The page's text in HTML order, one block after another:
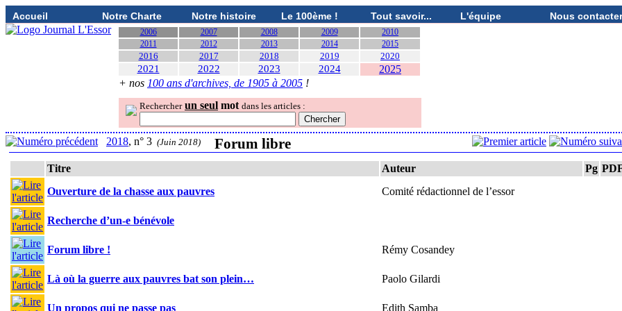
Accueil Notre Charte Notre histoire Le 100ème ! Tout savoir... L'équipe Nous contacter
2006 2007 2008 2009
2010
2011
2012 2013 2014 2015
2016 2017 2018 2019 2020
2021 2022 2023 2024
2025
+ nos 100 ans d'archives, de 1905 à 2005 !
Rechercher un seul mot dans les articles :
2018, n° 3 (Juin 2018) Forum libre
Titre Auteur Pg
Ouverture de la chasse aux pauvres
Comité rédactionnel de l’essor
Recherche d’un-e bénévole
Forum libre ! Rémy Cosandey
Là où la guerre aux pauvres bat son plein… Paolo Gilardi
Un propos qui ne passe pas Edith Samba